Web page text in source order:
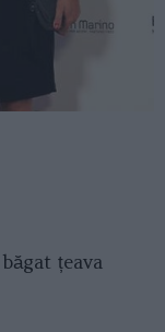
țeava